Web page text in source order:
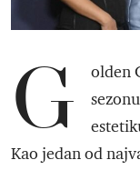
G
olden
Kao jedan od